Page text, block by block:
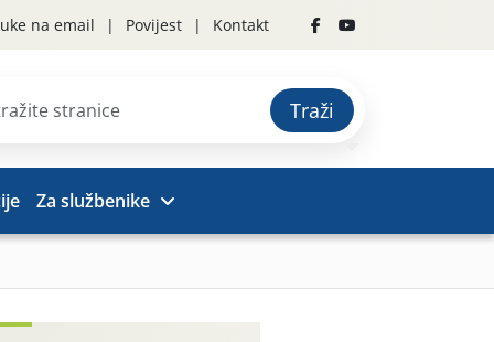
na email Povijest Kontakt
Traži
Za službenike